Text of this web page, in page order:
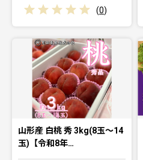
(0)
山形産 白桃 秀 3kg(8玉～14
玉)【令和8年…